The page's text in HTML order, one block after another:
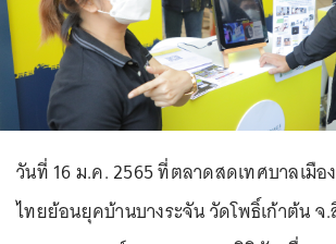
วันที่ 16 ม.ค. 2565 ที่ตลาดสดเทศบาลเมื
ไทยย้อนยุคบ้านบางระจัน วัดโพธิ์เก้าต้น